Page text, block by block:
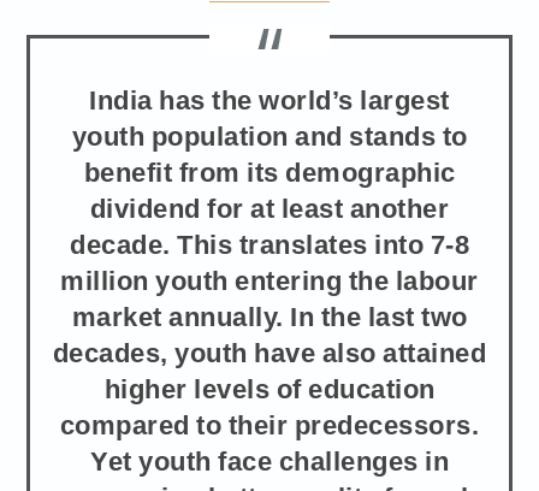
India has the world’s largest
youth population and stands to
benefit from its demographic
dividend for at least another
decade. This translates into 7-8
million youth entering the labour
market annually. In the last two
decades, youth have also attained
higher levels of education
compared to their predecessors.
Yet youth face challenges in